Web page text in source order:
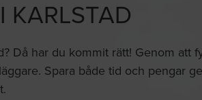
KARLSTAD
Då har du kommit rätt! Genom att
Spara både tid och pengar